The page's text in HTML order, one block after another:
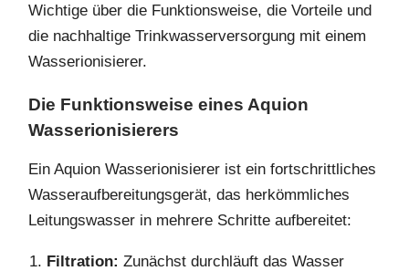
Wichtige über die Funktionsweise, die Vorteile und
die nachhaltige Trinkwasserversorgung mit einem
Wasserionisierer.
Die Funktionsweise eines Aquion
Wasserionisierers
Ein Aquion Wasserionisierer ist ein fortschrittliches
Wasseraufbereitungsgerät, das herkömmliches
Leitungswasser in mehrere Schritte aufbereitet:
Filtration: Zunächst durchläuft das Wasser